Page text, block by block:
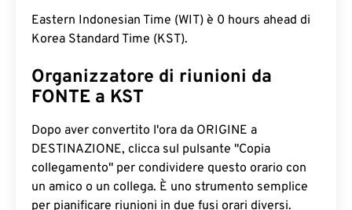
Eastern Indonesian Time (WIT) è 0 hours ahead di
Korea Standard Time (KST).
Organizzatore di riunioni da
FONTE a KST
Dopo aver convertito l'ora da ORIGINE a
DESTINAZIONE, clicca sul pulsante "Copia
collegamento" per condividere questo orario con
un amico o un collega. È uno strumento semplice
per pianificare riunioni in due fusi orari diversi.